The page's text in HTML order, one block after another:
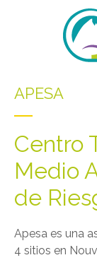
APESA
Centro
Medio
de
Apesa es una
4 sitios en